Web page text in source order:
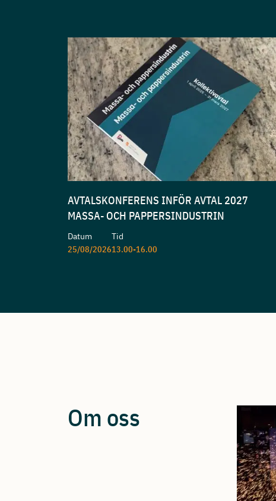
AVTALSKONFERENS INFÖR AVTAL 2027
MASSA- OCH PAPPERSINDUSTRIN
Datum
25/08/2026
Tid
13.00-16.00
Om oss